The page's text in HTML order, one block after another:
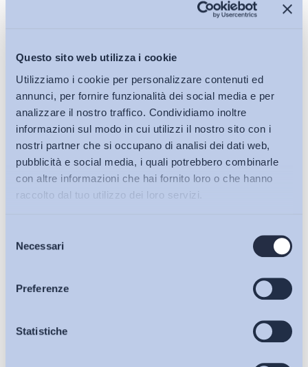
Questo sito web utilizza i cookie
Utilizziamo i cookie per personalizzare contenuti ed
annunci, per fornire funzionalità dei social media e per
analizzare il nostro traffico. Condividiamo inoltre
informazioni sul modo in cui utilizzi il nostro sito con i
nostri partner che si occupano di analisi dei dati web,
pubblicità e social media, i quali potrebbero combinarle
con altre informazioni che hai fornito loro o che hanno
raccolto dal tuo utilizzo dei loro servizi.
delNecessari
Preferenze
Statistiche
Bollettini ADAPT
Articoli
Osservatori
Iscriviti alla Newsletter